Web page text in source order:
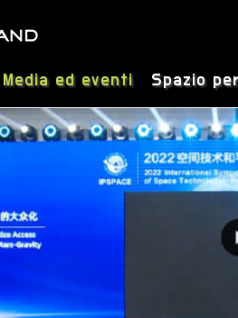
Media ed eventi Spazio